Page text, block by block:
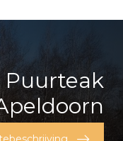
Puurteak